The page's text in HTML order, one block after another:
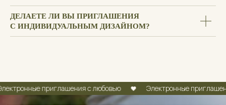
ДЕЛАЕТЕ ЛИ ВЫ ПРИГЛАШЕНИЯ
С ИНДИВИДУАЛЬНЫМ ДИЗАЙНОМ?
приглашения с любовью Электронные приглашения с